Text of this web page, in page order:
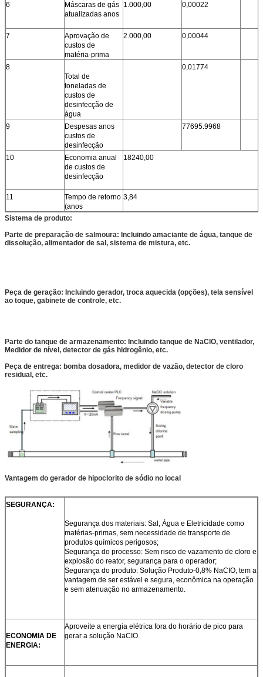
6
Máscaras de gás
atualizadas anos
1.000,00 0,00022
7
Aprovação de
custos de
matéria-prima
2.000,00 0,00044
8
Total de
toneladas de
custos de
desinfecção de
água
0,01774
9
Despesas anos
custos de
desinfecção
77695.9968
10
Economia anual
de custos de
desinfecção
18240,00
11
Tempo de retorno
(anos
3,84
Sistema de produto:
Parte de preparação de salmoura: Incluindo amaciante de água, tanque de
dissolução, alimentador de sal, sistema de mistura, etc.
Peça de geração: Incluindo gerador, troca aquecida (opções), tela sensível
ao toque, gabinete de controle, etc.
Parte do tanque de armazenamento: Incluindo tanque de NaClO, ventilador,
Medidor de nível, detector de gás hidrogênio, etc.
Peça de entrega: bomba dosadora, medidor de vazão, detector de cloro
residual, etc.
Vantagem do gerador de hipoclorito de sódio no local
SEGURANÇA:
Segurança dos materiais: Sal, Água e Eletricidade como
matérias-primas, sem necessidade de transporte de
produtos químicos perigosos;
Segurança do processo: Sem risco de vazamento de cloro e
explosão do reator, segurança para o operador;
Segurança do produto: Solução Produto-0,8% NaCIO, tem a
vantagem de ser estável e segura, econômica na operação
e sem atenuação no armazenamento.
ECONOMIA DE
ENERGIA:
Aproveite a energia elétrica fora do horário de pico para
gerar a solução NaCIO.